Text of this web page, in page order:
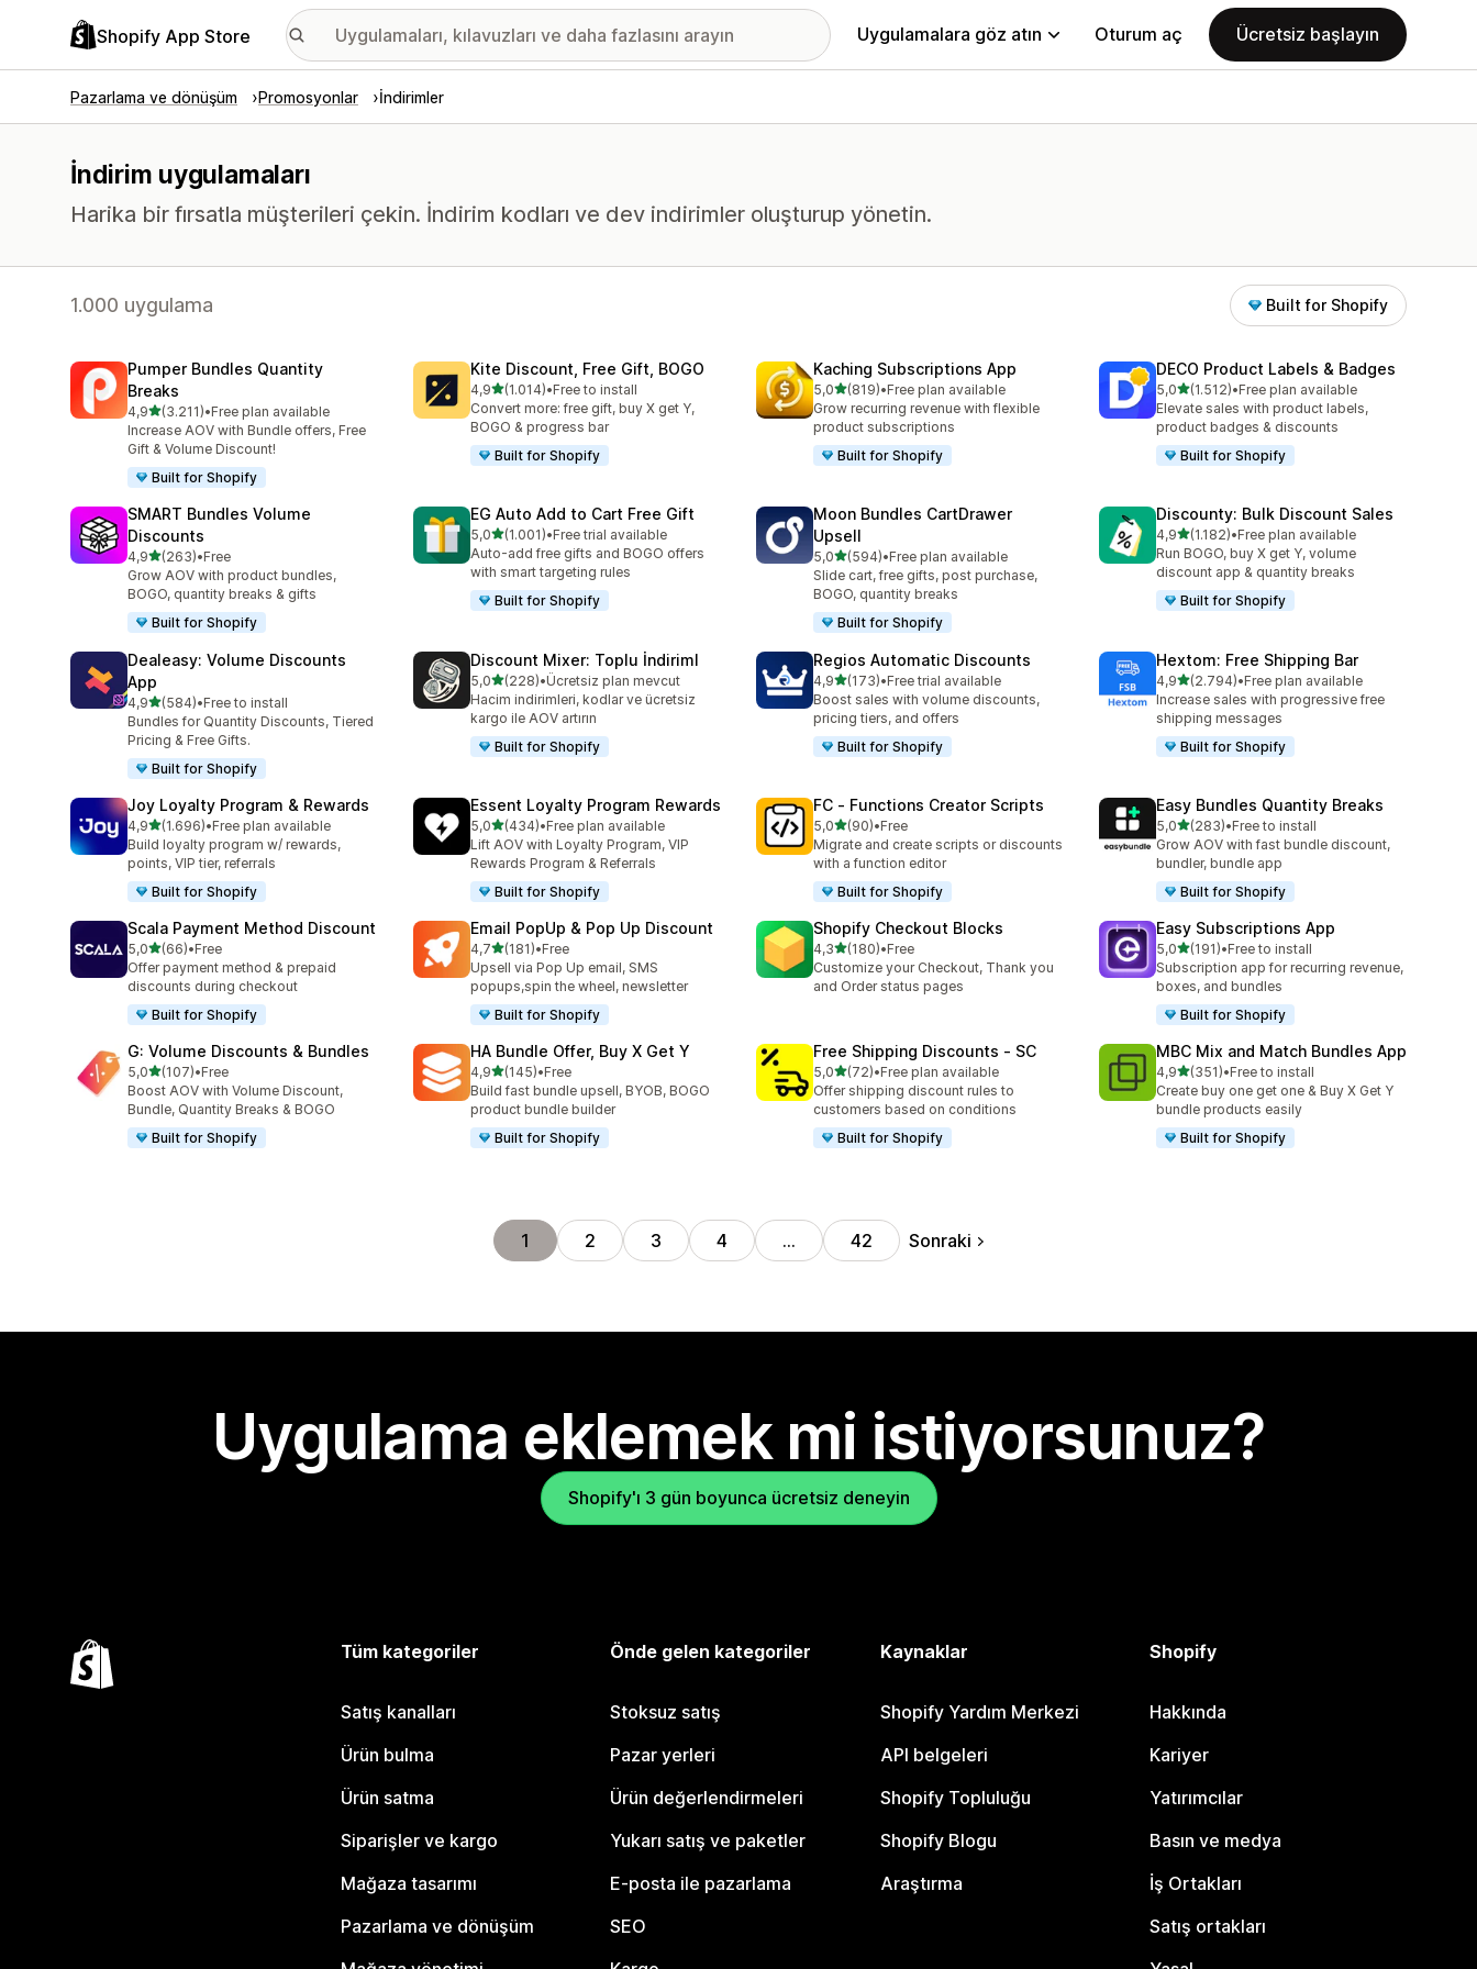
Shopify App Store Uygulamalara göz atın Oturum aç Ücretsiz başlayın
Pazarlama ve dönüşüm Promosyonlar İndirimler
İndirim uygulamaları
Harika bir fırsatla müşterileri çekin. İndirim kodları ve dev indirimler oluşturup yönetin.
1.000 uygulama Built for Shopify
Pumper Bundles Quantity
Breaks
4,95 yıldız üzerinden
(3.211)
toplam 3211 değerlendirme
•Free plan available
Increase AOV with Bundle offers, Free
Gift & Volume Discount!
Built for Shopify
Kite Discount, Free Gift, BOGO
4,95 yıldız üzerinden
(1.014)
toplam 1014 değerlendirme
•Free to install
Convert more: free gift, buy X get Y,
BOGO & progress bar
Built for Shopify
Kaching Subscriptions App
5,05 yıldız üzerinden
(819)
toplam 819 değerlendirme
•Free plan available
Grow recurring revenue with flexible
product subscriptions
Built for Shopify
DECO Product Labels & Badges
5,05 yıldız üzerinden
(1.512)
toplam 1512 değerlendirme
•Free plan available
Elevate sales with product labels,
product badges & discounts
Built for Shopify
SMART Bundles Volume
Discounts
4,95 yıldız üzerinden
(263)
toplam 263 değerlendirme
•Free
Grow AOV with product bundles,
BOGO, quantity breaks & gifts
Built for Shopify
EG Auto Add to Cart Free Gift
5,05 yıldız üzerinden
(1.001)
toplam 1001 değerlendirme
•Free trial available
Auto-add free gifts and BOGO offers
with smart targeting rules
Built for Shopify
Moon Bundles CartDrawer
Upsell
5,05 yıldız üzerinden
(594)
toplam 594 değerlendirme
•Free plan available
Slide cart, free gifts, post purchase,
BOGO, quantity breaks
Built for Shopify
Discounty: Bulk Discount Sales
4,95 yıldız üzerinden
(1.182)
toplam 1182 değerlendirme
•Free plan available
Run BOGO, buy X get Y, volume
discount app & quantity breaks
Built for Shopify
Dealeasy: Volume Discounts
App
4,95 yıldız üzerinden
(584)
toplam 584 değerlendirme
•Free to install
Bundles for Quantity Discounts, Tiered
Pricing & Free Gifts.
Built for Shopify
Discount Mixer: Toplu İndiriml
5,05 yıldız üzerinden
(228)
toplam 228 değerlendirme
•Ücretsiz plan mevcut
Hacim indirimleri, kodlar ve ücretsiz
kargo ile AOV artırın
Built for Shopify
Regios Automatic Discounts
4,95 yıldız üzerinden
(173)
toplam 173 değerlendirme
•Free trial available
Boost sales with volume discounts,
pricing tiers, and offers
Built for Shopify
Hextom: Free Shipping Bar
4,95 yıldız üzerinden
(2.794)
toplam 2794 değerlendirme
•Free plan available
Increase sales with progressive free
shipping messages
Built for Shopify
Joy Loyalty Program & Rewards
4,95 yıldız üzerinden
(1.696)
toplam 1696 değerlendirme
•Free plan available
Build loyalty program w/ rewards,
points, VIP tier, referrals
Built for Shopify
Essent Loyalty Program Rewards
5,05 yıldız üzerinden
(434)
toplam 434 değerlendirme
•Free plan available
Lift AOV with Loyalty Program, VIP
Rewards Program & Referrals
Built for Shopify
FC ‑ Functions Creator Scripts
5,05 yıldız üzerinden
(90)
toplam 90 değerlendirme
•Free
Migrate and create scripts or discounts
with a function editor
Built for Shopify
Easy Bundles Quantity Breaks
5,05 yıldız üzerinden
(283)
toplam 283 değerlendirme
•Free to install
Grow AOV with fast bundle discount,
bundler, bundle app
Built for Shopify
Scala Payment Method Discount
5,05 yıldız üzerinden
(66)
toplam 66 değerlendirme
•Free
Offer payment method & prepaid
discounts during checkout
Built for Shopify
Email PopUp & Pop Up Discount
4,75 yıldız üzerinden
(181)
toplam 181 değerlendirme
•Free
Upsell via Pop Up email, SMS
popups,spin the wheel, newsletter
Built for Shopify
Shopify Checkout Blocks
4,35 yıldız üzerinden
(180)
toplam 180 değerlendirme
•Free
Customize your Checkout, Thank you
and Order status pages
Easy Subscriptions App
5,05 yıldız üzerinden
(191)
toplam 191 değerlendirme
•Free to install
Subscription app for recurring revenue,
boxes, and bundles
Built for Shopify
G: Volume Discounts & Bundles
5,05 yıldız üzerinden
(107)
toplam 107 değerlendirme
•Free
Boost AOV with Volume Discount,
Bundle, Quantity Breaks & BOGO
Built for Shopify
HA Bundle Offer, Buy X Get Y
4,95 yıldız üzerinden
(145)
toplam 145 değerlendirme
•Free
Build fast bundle upsell, BYOB, BOGO
product bundle builder
Built for Shopify
Free Shipping Discounts ‑ SC
5,05 yıldız üzerinden
(72)
toplam 72 değerlendirme
•Free plan available
Offer shipping discount rules to
customers based on conditions
Built for Shopify
MBC Mix and Match Bundles App
4,95 yıldız üzerinden
(351)
toplam 351 değerlendirme
•Free to install
Create buy one get one & Buy X Get Y
bundle products easily
Built for Shopify
1 2 3 4 … 42 Sonraki
Uygulama eklemek mi istiyorsunuz?
Shopify'ı 3 gün boyunca ücretsiz deneyin
Tüm kategoriler
Satış kanalları
Ürün bulma
Ürün satma
Siparişler ve kargo
Mağaza tasarımı
Pazarlama ve dönüşüm
Önde gelen kategoriler
Stoksuz satış
Pazar yerleri
Ürün değerlendirmeleri
Yukarı satış ve paketler
E-posta ile pazarlama
SEO
Kaynaklar
Shopify Yardım Merkezi
API belgeleri
Shopify Topluluğu
Shopify Blogu
Araştırma
Shopify
Hakkında
Kariyer
Yatırımcılar
Basın ve medya
İş Ortakları
Satış ortakları